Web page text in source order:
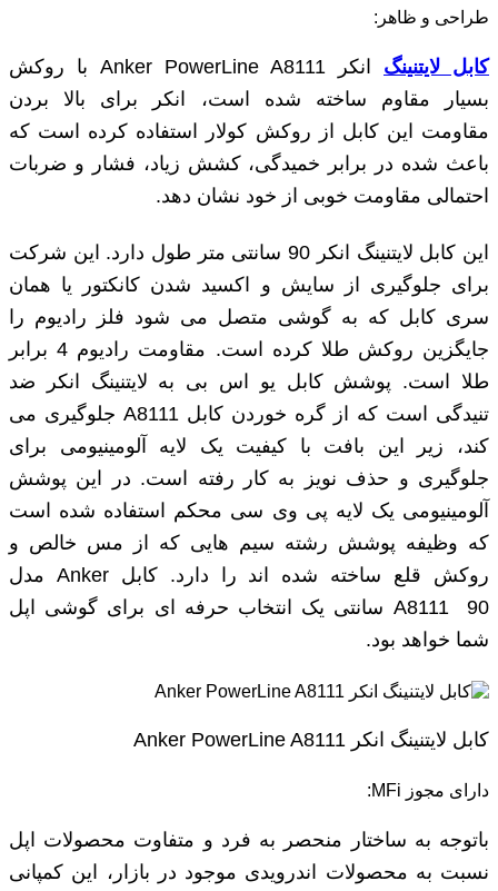
طراحی و ظاهر:
کابل لایتنینگ
انکر Anker PowerLine A8111 با روکش
بسیار مقاوم ساخته شده است، انکر برای بالا بردن
مقاومت این کابل از روکش کولار استفاده کرده است که
باعث شده در برابر خمیدگی، کشش زیاد، فشار و ضربات
احتمالی مقاومت خوبی از خود نشان دهد.
این کابل لایتنینگ انکر 90 سانتی ‌متر طول دارد. این شرکت
برای جلوگیری از سایش و اکسید شدن کانکتور یا همان
سری کابل که به گوشی متصل می ‌شود فلز رادیوم را
جایگزین روکش طلا کرده است. مقاومت رادیوم 4 برابر
طلا است. پوشش کابل یو اس بی به لایتنینگ انکر ضد
تنیدگی است که از گره خوردن کابل A8111 جلوگیری می
‌کند، زیر این بافت با کیفیت یک لایه آلومینیومی برای
جلوگیری و حذف نویز به کار رفته است. در این پوشش
آلومینیومی یک لایه پی وی سی محکم استفاده شده است
که وظیفه پوشش رشته سیم ‌هایی که از مس خالص و
روکش قلع ساخته شده ‌اند را دارد. کابل Anker مدل
A8111 90 سانتی یک انتخاب حرفه ‌ای برای گوشی اپل
شما خواهد بود.
کابل لایتنینگ انکر Anker PowerLine A8111
دارای مجوز MFi:
باتوجه به ساختار منحصر به فرد و متفاوت محصولات اپل
نسبت به محصولات اندرویدی موجود در بازار، این کمپانی